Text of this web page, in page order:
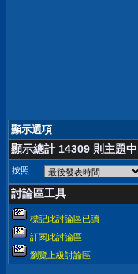
顯示選項
顯示總計 14309 則主題
按照:
討論區工具
標記此討論區已讀
訂閱此討論區
瀏覽上級討論區